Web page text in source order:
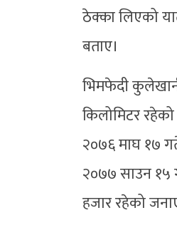
ठेक्का लिएको
बताए।
भिमफेदी
किलोमिटर
२०७६ माघ १७
२०७७ साउन १५
हजार रहेको